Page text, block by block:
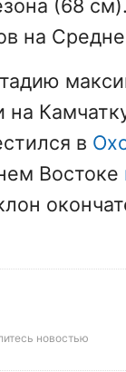
(68
на
в
Востоке
новостью